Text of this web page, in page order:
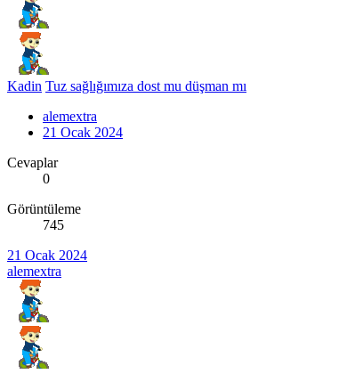
Kadin Tuz sağlığımıza dost mu düşman mı
alemextra
21 Ocak 2024
Cevaplar
0
Görüntüleme
745
21 Ocak 2024
alemextra